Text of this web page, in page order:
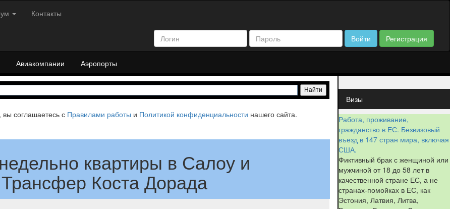
Контакты
Войти Регистрация
Авиакомпании
Аэропорты
вы соглашаетесь с Правилами работы и Политикой конфиденциальности нашего сайта.
квартиры в Салоу и
Коста Дорада
Визы
Работа, проживание,
гражданство в ЕС. Безвизовый
въезд в 147 стран мира, включая
США.
Фиктивный брак с женщиной или
мужчиной от 18 до 58 лет в
качественной стране ЕС, а не
странах-помойках в ЕС, как
Эстония, Латвия, Литва,